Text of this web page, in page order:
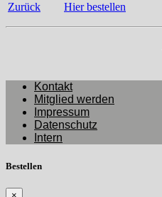
Zurück Hier bestellen
Kontakt
Mitglied werden
Impressum
Datenschutz
Intern
Bestellen